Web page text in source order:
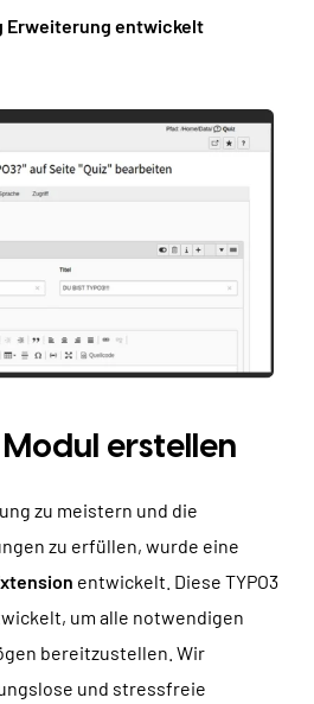
Erweiterung entwickelt
erstellen
zu meistern und die
zu erfüllen, wurde eine
entwickelt. Diese TYPO3
um alle notwendigen
bereitzustellen. Wir
und stressfreie